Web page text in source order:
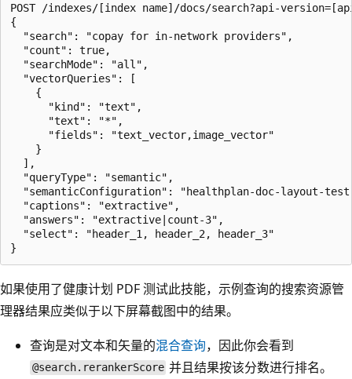
POST /indexes/[index name]/docs/search?api-
{
  "search": "copay for in-network providers",
  "count": true,
  "searchMode": "all",
  "vectorQueries": [
    {
      "kind": "text",
      "text": "*",
      "fields": "text_vector,image_vector"
    }
  ],
  "queryType": "semantic",
"semanticConfiguration": "healthplan-doc-layout-
  "captions": "extractive",
  "answers": "extractive|count-3",
  "select": "header_1, header_2, header_3"
如果使用了健康计划 PDF 测试此技能，示例查询的搜索资源管
理器结果应类似于以下屏幕截图中的结果。
查询是对文本和矢量的混合查询，因此你会看到
@search.rerankerScore 并且结果按该分数进行排名。